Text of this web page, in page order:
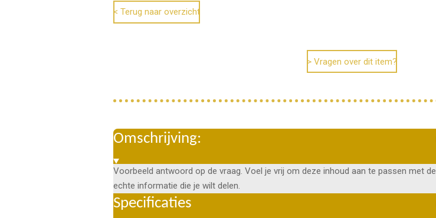
< Terug naar overzicht
> Vragen over dit item?
Omschrijving:
Voorbeeld antwoord op de vraag. Voel je vrij om deze inhoud aan te passen met de
echte informatie die je wilt delen.
Specificaties